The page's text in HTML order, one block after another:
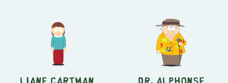
Liane Cartman Dr. Alphonse